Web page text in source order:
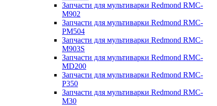
Запчасти для мультиварки Redmond RMC-
M902
Запчасти для мультиварки Redmond RMC-
PM504
Запчасти для мультиварки Redmond RMC-
M903S
Запчасти для мультиварки Redmond RMC-
MD200
Запчасти для мультиварки Redmond RMC-
P350
Запчасти для мультиварки Redmond RMC-
M30